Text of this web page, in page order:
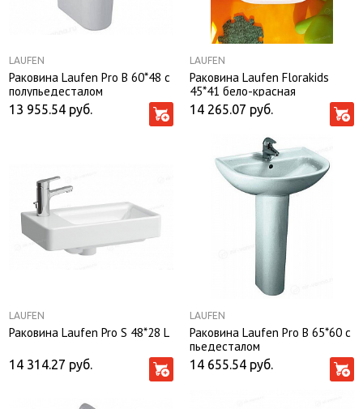
LAUFEN
Раковина Laufen Рro B 60*48 с
полупьедесталом
13 955.54 руб.
LAUFEN
Раковина Laufen Florakids
45*41 бело-красная
14 265.07 руб.
LAUFEN
Раковина Laufen Pro S 48*28 L
14 314.27 руб.
LAUFEN
Раковина Laufen Рro B 65*60 с
пьедесталом
14 655.54 руб.